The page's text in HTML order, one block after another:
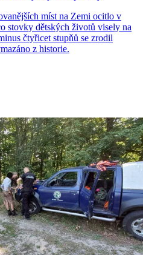
míst na Zemi ocitlo v
stovky dětských životů visely na
čtyřicet stupňů se zrodil
z historie.